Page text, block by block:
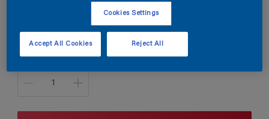
Verpakkingsgrootte
Aantal
Cookies Settings
Reject All
Accept All Cookies